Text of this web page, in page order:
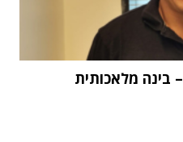
"העתיד הוא Physical AI – בינה מלאכותית